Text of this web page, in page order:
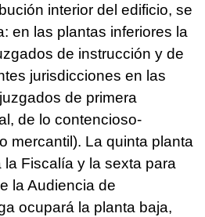
interior del edificio, se
en las plantas inferiores la
de instrucción y de
jurisdicciones en las
de primera
de lo contencioso-
mercantil). La quinta planta
Fiscalía y la sexta para
la Audiencia de
ocupará la planta baja,